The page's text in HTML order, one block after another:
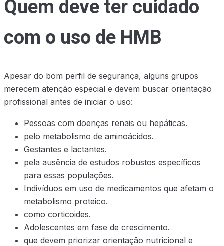
Quem deve ter cuidado
com o uso de HMB
Apesar do bom perfil de segurança, alguns grupos
merecem atenção especial e devem buscar orientação
profissional antes de iniciar o uso:
Pessoas com doenças renais ou hepáticas.
pelo metabolismo de aminoácidos.
Gestantes e lactantes.
pela ausência de estudos robustos específicos
para essas populações.
Indivíduos em uso de medicamentos que afetam o
metabolismo proteico.
como corticoides.
Adolescentes em fase de crescimento.
que devem priorizar orientação nutricional e